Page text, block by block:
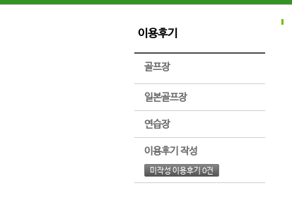
이용후기
골프장
일본골프장
연습장
이용후기 작성
미작성 이용후기 0건